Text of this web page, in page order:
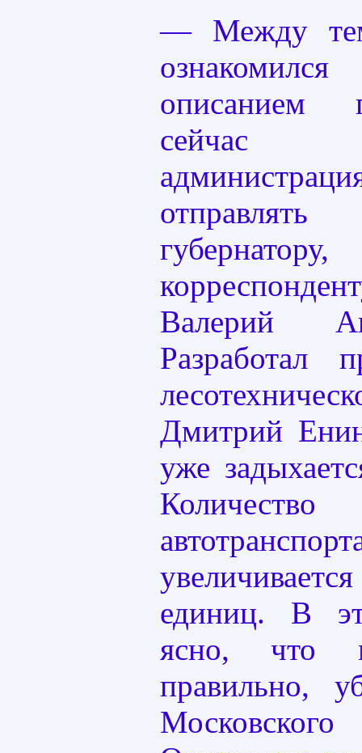
— Между
описанием
сейчас
Валерий
Разработал
Дмитрий
уже
единиц. В
ясно, что
правильно,